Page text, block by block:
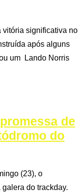
vitória significativa no
após alguns
um Lando Norris
de
do
(23), o
do trackday.